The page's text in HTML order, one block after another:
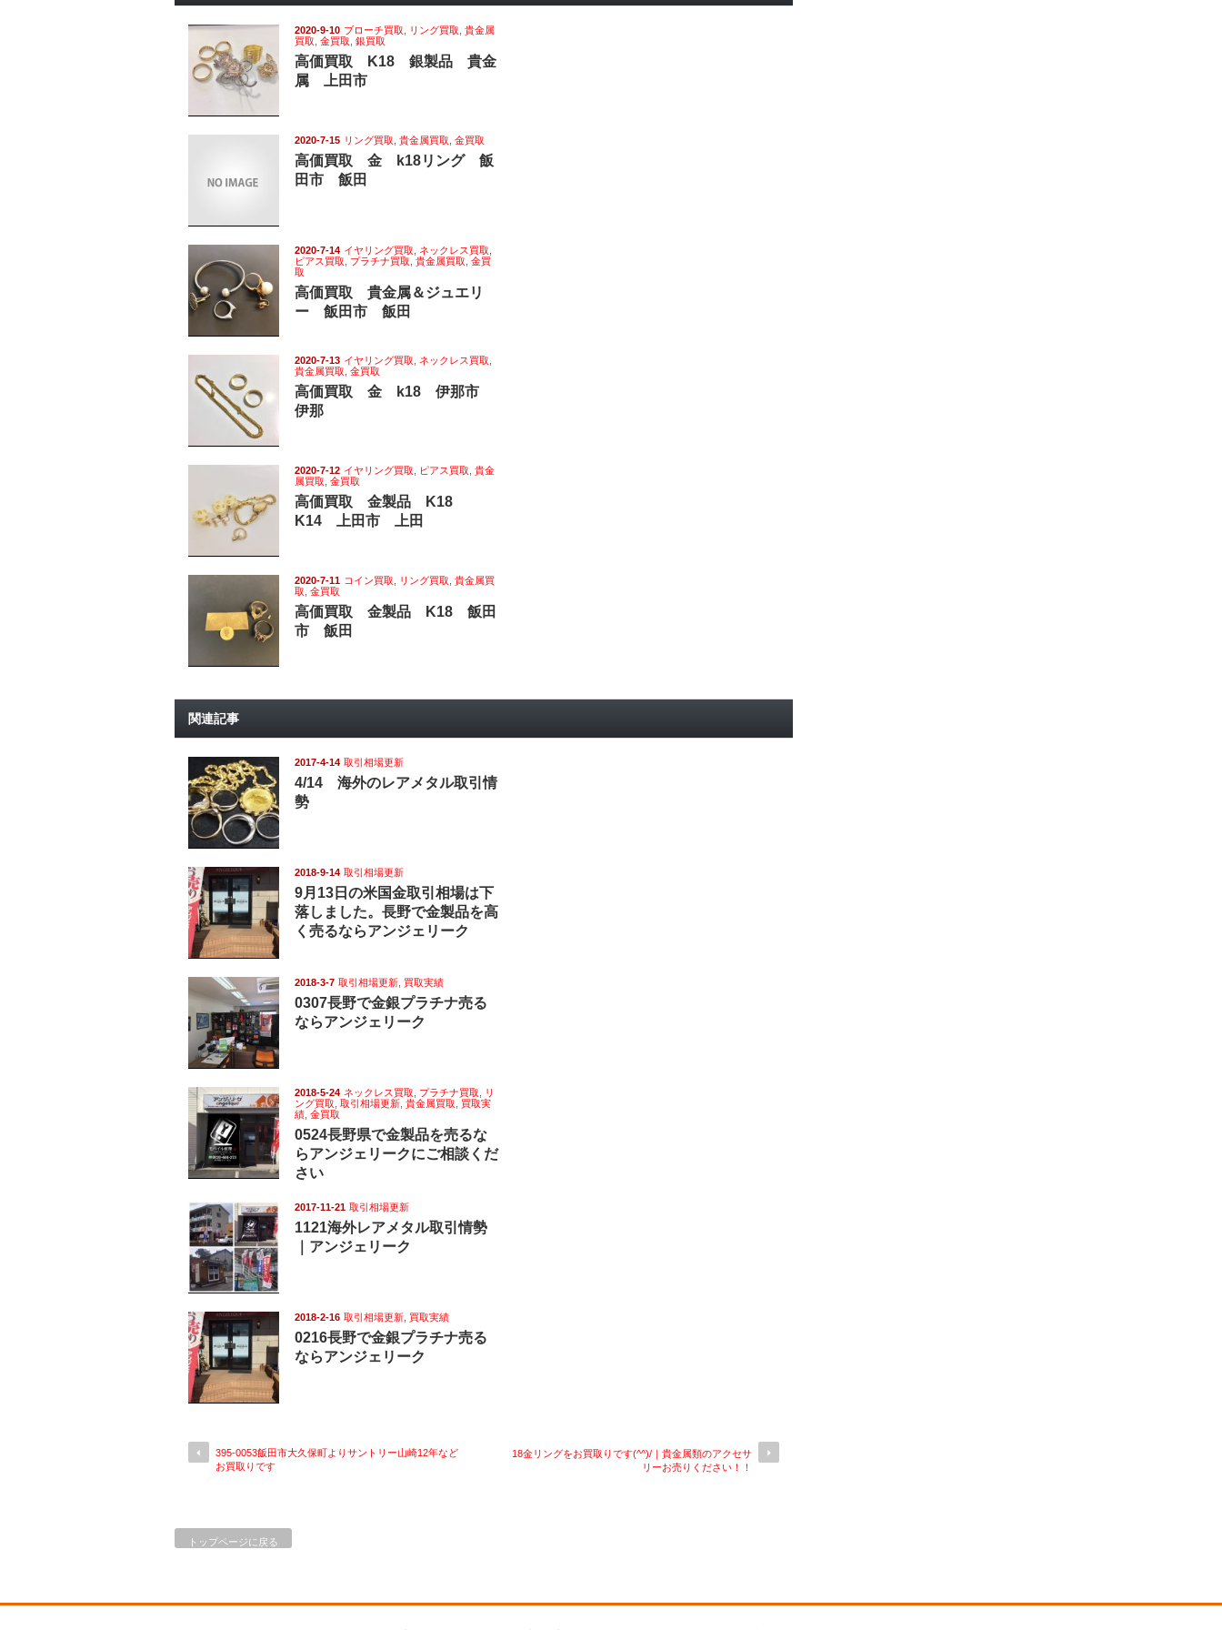
2020-9-10 ブローチ買取 リング買取 貴金属
買取 金買取 銀買取
高価買取 K18 銀製品 貴金
属 上田市
2020-7-15 リング買取 貴金属買取 金買取
高価買取 金 k18リング 飯
田市 飯田
2020-7-14 イヤリング買取 ネックレス買取
ピアス買取
プラチナ買取 貴金属買取 金買
取
高価買取 貴金属＆ジュエリ
ー 飯田市 飯田
2020-7-13 イヤリング買取 ネックレス買取
貴金属買取 金買取
高価買取 金 k18 伊那市
伊那
2020-7-12 イヤリング買取 ピアス買取 貴金
属買取 金買取
高価買取 金製品 K18
K14 上田市 上田
2020-7-11 コイン買取 リング買取 貴金属買
取 金買取
高価買取 金製品 K18 飯田
市 飯田
関連記事
2017-4-14 取引相場更新
4/14 海外のレアメタル取引情
勢
2018-9-14 取引相場更新
9月13日の米国金取引相場は下
落しました。長野で金製品を高
く売るならアンジェリーク
2018-3-7 取引相場更新 買取実績
0307長野で金銀プラチナ売る
ならアンジェリーク
2018-5-24 ネックレス買取 プラチナ買取
リ
ング買取 取引相場更新 貴金属買取
買取実
績 金買取
0524長野県で金製品を売るな
らアンジェリークにご相談くだ
さい
2017-11-21 取引相場更新
1121海外レアメタル取引情勢
｜アンジェリーク
2018-2-16 取引相場更新 買取実績
0216長野で金銀プラチナ売る
ならアンジェリーク
395-0053飯田市大久保町よりサントリー山崎12年など
お買取りです
18金リングをお買取りです(^^)/｜貴金属類のアクセサ
リーお売りください！！
トップページに戻る